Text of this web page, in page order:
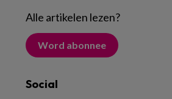
Alle artikelen lezen?
Word abonnee
Social